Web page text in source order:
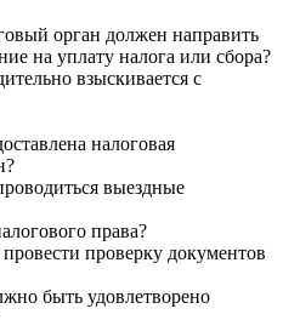
орган должен направить
на уплату налога или сбора?
взыскивается с
налоговая
выездные
права?
проверку документов
быть удовлетворено